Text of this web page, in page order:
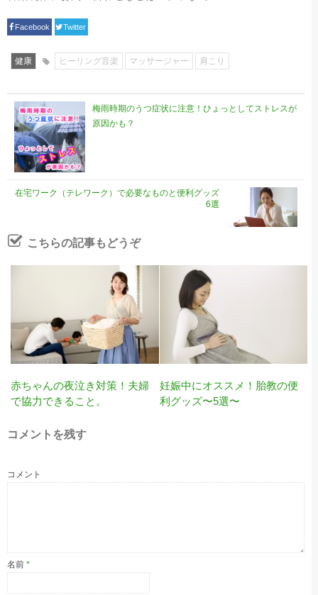
Facebook Twitter
健康 ヒーリング音楽 マッサージャー 肩こり
梅雨時期のうつ症状に注意！ひょっとしてストレスが
原因かも？
在宅ワーク（テレワーク）で必要なものと便利グッズ
6選
こちらの記事もどうぞ
赤ちゃんの夜泣き対策！夫婦
で協力できること。
妊娠中にオススメ！胎教の便
利グッズ〜5選〜
コメントを残す
コメント
名前 *